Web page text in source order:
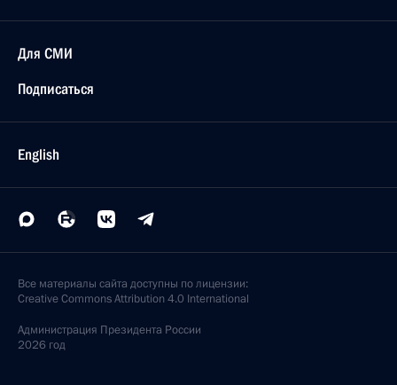
Для СМИ
Подписаться
English
Все материалы сайта доступны по лицензии:
Creative Commons Attribution 4.0 International
Администрация Президента России
2026 год